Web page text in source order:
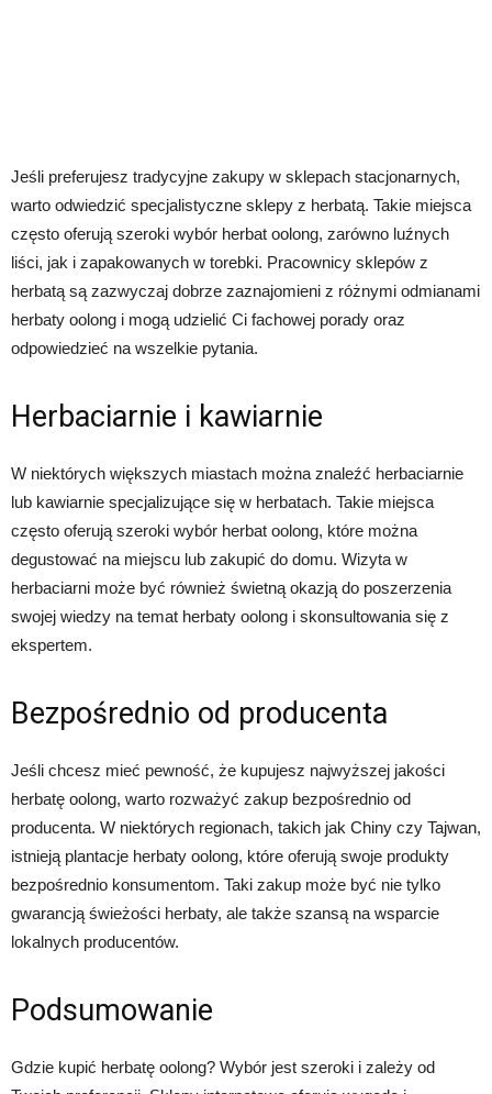
Jeśli preferujesz tradycyjne zakupy w sklepach stacjonarnych,
warto odwiedzić specjalistyczne sklepy z herbatą. Takie miejsca
często oferują szeroki wybór herbat oolong, zarówno luźnych
liści, jak i zapakowanych w torebki. Pracownicy sklepów z
herbatą są zazwyczaj dobrze zaznajomieni z różnymi odmianami
herbaty oolong i mogą udzielić Ci fachowej porady oraz
odpowiedzieć na wszelkie pytania.
Herbaciarnie i kawiarnie
W niektórych większych miastach można znaleźć herbaciarnie
lub kawiarnie specjalizujące się w herbatach. Takie miejsca
często oferują szeroki wybór herbat oolong, które można
degustować na miejscu lub zakupić do domu. Wizyta w
herbaciarni może być również świetną okazją do poszerzenia
swojej wiedzy na temat herbaty oolong i skonsultowania się z
ekspertem.
Bezpośrednio od producenta
Jeśli chcesz mieć pewność, że kupujesz najwyższej jakości
herbatę oolong, warto rozważyć zakup bezpośrednio od
producenta. W niektórych regionach, takich jak Chiny czy Tajwan,
istnieją plantacje herbaty oolong, które oferują swoje produkty
bezpośrednio konsumentom. Taki zakup może być nie tylko
gwarancją świeżości herbaty, ale także szansą na wsparcie
lokalnych producentów.
Podsumowanie
Gdzie kupić herbatę oolong? Wybór jest szeroki i zależy od